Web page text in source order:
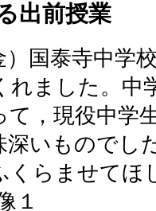
出前授業
）国泰寺中学
れました。中
て，現役中学
深いものでし
くらませてほ